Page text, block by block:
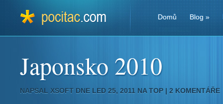
Domů Blog»
Japonsko 2010
NAPSAL XSOFT DNE LED 25, 2011 NA TOP | 2 KOMENTÁŘE